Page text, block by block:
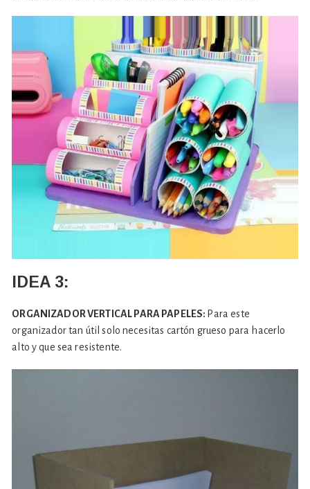
IDEA 3:
ORGANIZADOR VERTICAL PARA PAPELES: Para este
organizador tan útil solo necesitas cartón grueso para hacerlo
alto y que sea resistente.